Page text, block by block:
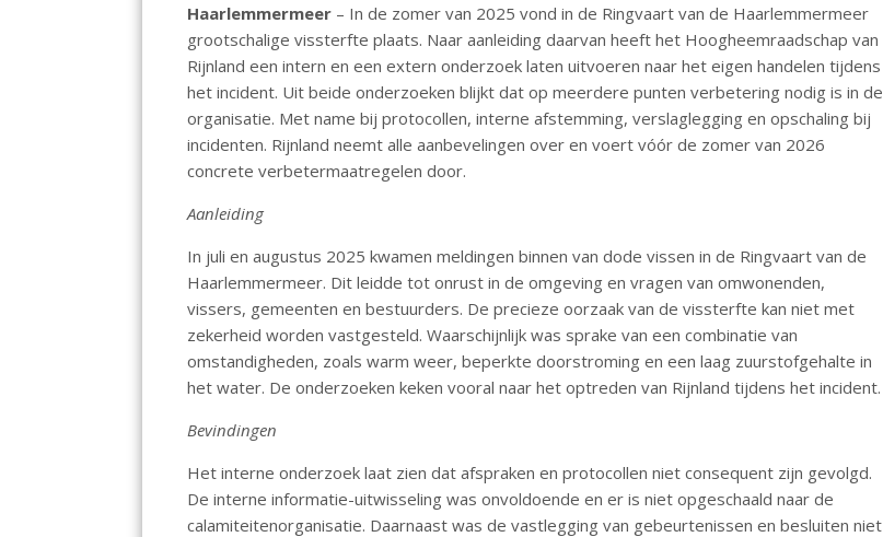
e
b
o
o
k
at
s
A
p
p
ai
l
Haarlemmermeer – In de zomer van 2025 vond in de Ringvaart van de Haarlemmermeer
grootschalige vissterfte plaats. Naar aanleiding daarvan heeft het Hoogheemraadschap van
Rijnland een intern en een extern onderzoek laten uitvoeren naar het eigen handelen tijdens
het incident. Uit beide onderzoeken blijkt dat op meerdere punten verbetering nodig is in de
organisatie. Met name bij protocollen, interne afstemming, verslaglegging en opschaling bij
incidenten. Rijnland neemt alle aanbevelingen over en voert vóór de zomer van 2026
concrete verbetermaatregelen door.
Aanleiding
In juli en augustus 2025 kwamen meldingen binnen van dode vissen in de Ringvaart van de
Haarlemmermeer. Dit leidde tot onrust in de omgeving en vragen van omwonenden,
vissers, gemeenten en bestuurders. De precieze oorzaak van de vissterfte kan niet met
zekerheid worden vastgesteld. Waarschijnlijk was sprake van een combinatie van
omstandigheden, zoals warm weer, beperkte doorstroming en een laag zuurstofgehalte in
het water. De onderzoeken keken vooral naar het optreden van Rijnland tijdens het incident.
Bevindingen
Het interne onderzoek laat zien dat afspraken en protocollen niet consequent zijn gevolgd.
De interne informatie-uitwisseling was onvoldoende en er is niet opgeschaald naar de
calamiteitenorganisatie. Daarnaast was de vastlegging van gebeurtenissen en besluiten niet